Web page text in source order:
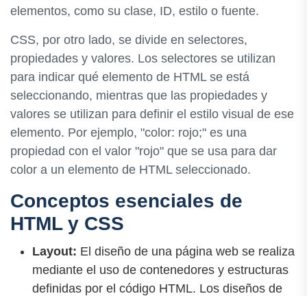
elementos, como su clase, ID, estilo o fuente.
CSS, por otro lado, se divide en selectores,
propiedades y valores. Los selectores se utilizan
para indicar qué elemento de HTML se está
seleccionando, mientras que las propiedades y
valores se utilizan para definir el estilo visual de ese
elemento. Por ejemplo, "color: rojo;" es una
propiedad con el valor "rojo" que se usa para dar
color a un elemento de HTML seleccionado.
Conceptos esenciales de
HTML y CSS
Layout: El diseño de una página web se realiza
mediante el uso de contenedores y estructuras
definidas por el código HTML. Los diseños de